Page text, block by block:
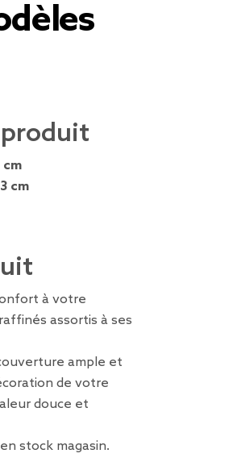
cm
cm
à votre
assortis à ses
ample et
de votre
douce et
stock magasin.